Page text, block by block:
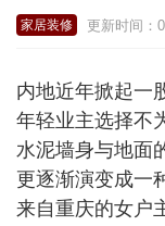
家居装修 更新时间：
内地近年掀起一
年轻业主选择不
水泥墙身与地面
更逐渐演变成一
来自重庆的女户